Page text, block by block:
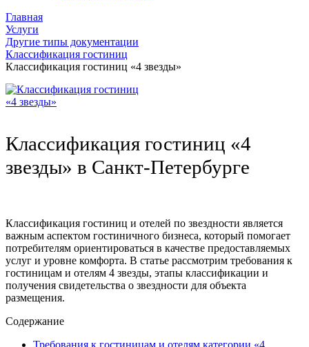
Главная
Услуги
Другие типы документации
Классификация гостиниц
Классификация гостиниц «4 звезды»
Классификация гостиниц «4
звезды» в Санкт-Петербурге
Классификация гостиниц и отелей по звездности является
важным аспектом гостиничного бизнеса, который помогает
потребителям ориентироваться в качестве предоставляемых
услуг и уровне комфорта. В статье рассмотрим требования к
гостиницам и отелям 4 звезды, этапы классификации и
получения свидетельства о звездности для объекта
размещения.
Содержание